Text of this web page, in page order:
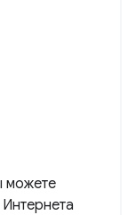
можете